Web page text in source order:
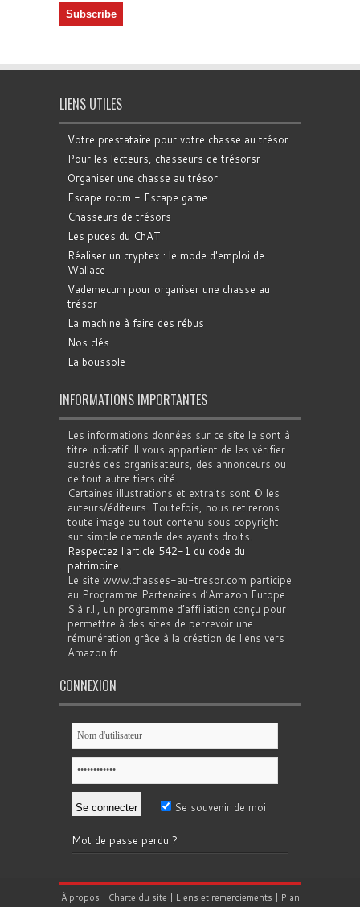
LIENS UTILES
Votre prestataire pour votre chasse au trésor
Pour les lecteurs, chasseurs de trésorsr
Organiser une chasse au trésor
Escape room - Escape game
Chasseurs de trésors
Les puces du ChAT
Réaliser un cryptex : le mode d'emploi de
Wallace
Vademecum pour organiser une chasse au
trésor
La machine à faire des rébus
Nos clés
La boussole
INFORMATIONS IMPORTANTES
Les informations données sur ce site le sont à
titre indicatif. Il vous appartient de les vérifier
auprès des organisateurs, des annonceurs ou
de tout autre tiers cité.
Certaines illustrations et extraits sont © les
auteurs/éditeurs. Toutefois, nous retirerons
toute image ou tout contenu sous copyright
sur simple demande des ayants droits.
Respectez l'article 542-1 du code du
patrimoine.
Le site www.chasses-au-tresor.com participe
au Programme Partenaires d’Amazon Europe
S.à r.l., un programme d’affiliation conçu pour
permettre à des sites de percevoir une
rémunération grâce à la création de liens vers
Amazon.fr
CONNEXION
Se souvenir de moi
Mot de passe perdu ?
À propos | Charte du site | Liens et remerciements | Plan